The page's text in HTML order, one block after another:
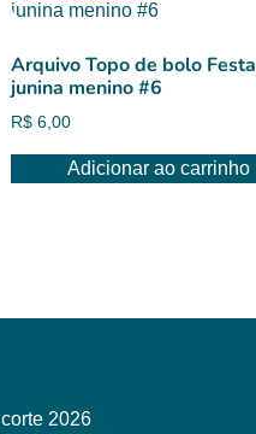
Arquivo Topo de bolo Festa
junina menino #6
R$6,00
Adicionar ao carrinho
2026